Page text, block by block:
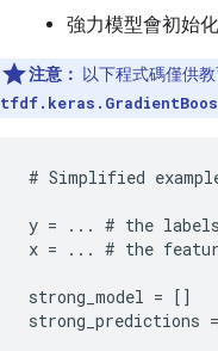
強力模型會初始
注意：
以下程式碼僅供
# Simplified
y = ... # the labels
x = ... # the
strong_model = []
strong_predictions =